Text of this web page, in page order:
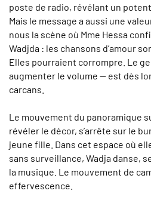
poste de radio, révélant un
Mais le message a aussi une
nous la scène où Mme Hessa
Wadjda : les chansons d’amour
Elles pourraient corrompre. Le
augmenter le volume — est dès
carcans.
Le mouvement du panoramique
révéler le décor, s’arrête sur le
jeune fille. Dans cet espace où
sans surveillance, Wadja danse,
la musique. Le mouvement de
effervescence.